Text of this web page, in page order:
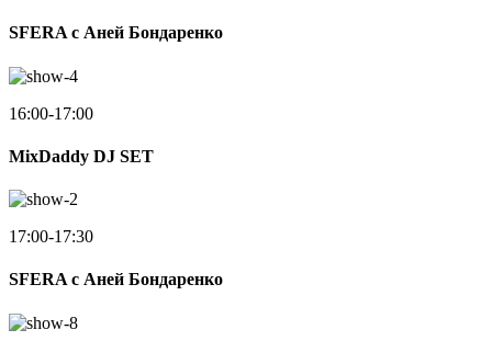
SFERA с Аней Бондаренко
16:00-17:00
MixDaddy DJ SET
17:00-17:30
SFERA с Аней Бондаренко